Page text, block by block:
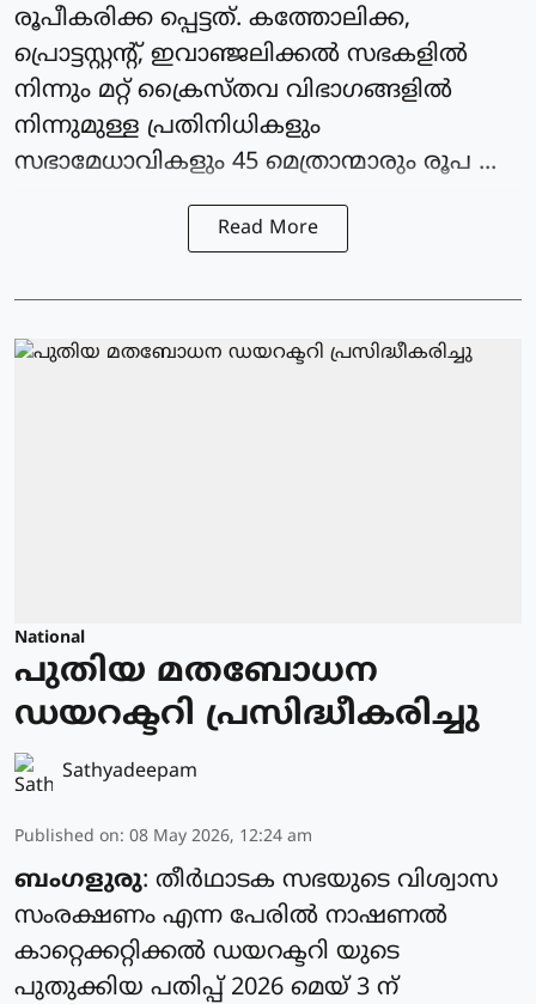
രൂപീകരിക്ക പ്പെട്ടത്. കത്തോലിക്ക,
പ്രൊട്ടസ്റ്റന്റ്, ഇവാഞ്ജലിക്കല്‍ സഭകളില്‍
നിന്നും മറ്റ് ക്രൈസ്തവ വിഭാഗങ്ങളില്‍
നിന്നുമുള്ള പ്രതിനിധികളും
സഭാമേധാവികളും 45 മെത്രാന്മാരും രൂപ ...
Read More
National
പുതിയ മതബോധന
ഡയറക്ടറി പ്രസിദ്ധീകരിച്ചു
Sathyadeepam
Published on: 08 May 2026, 12:24 am
ബംഗളുരു: തീർഥാടക സഭയുടെ വിശ്വാസ
സംരക്ഷണം എന്ന പേരിൽ നാഷണൽ
കാറ്റെക്കറ്റിക്കൽ ഡയറക്ടറി യുടെ
പുതുക്കിയ പതിപ്പ് 2026 മെയ് 3 ന്